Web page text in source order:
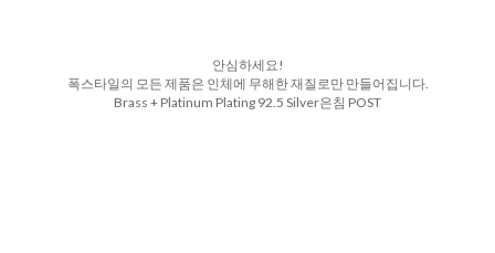
안심하세요!
폭스타일의 모든 제품은 인체에 무해한 재질로만 만들어집니다.
Brass + Platinum Plating 92.5 Silver은침 POST